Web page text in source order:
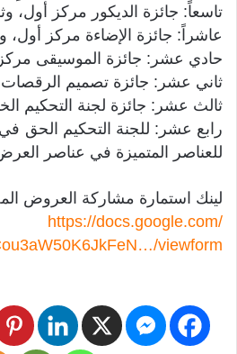
تاسعاً: جائزة الديكور مركز أول،
عاشراً: جائزة الإضاءة مركز أول،
حادي عشر: جائزة الموسيقى
ثاني عشر: جائزة تصميم الرقصات
ثالث عشر: جائزة لجنة التحكيم
رابع عشر: للجنة التحكيم الحق
للعناصر المتميزة في عناصر
لينك استمارة مشاركة العروض
https://docs.google.com/
viewform